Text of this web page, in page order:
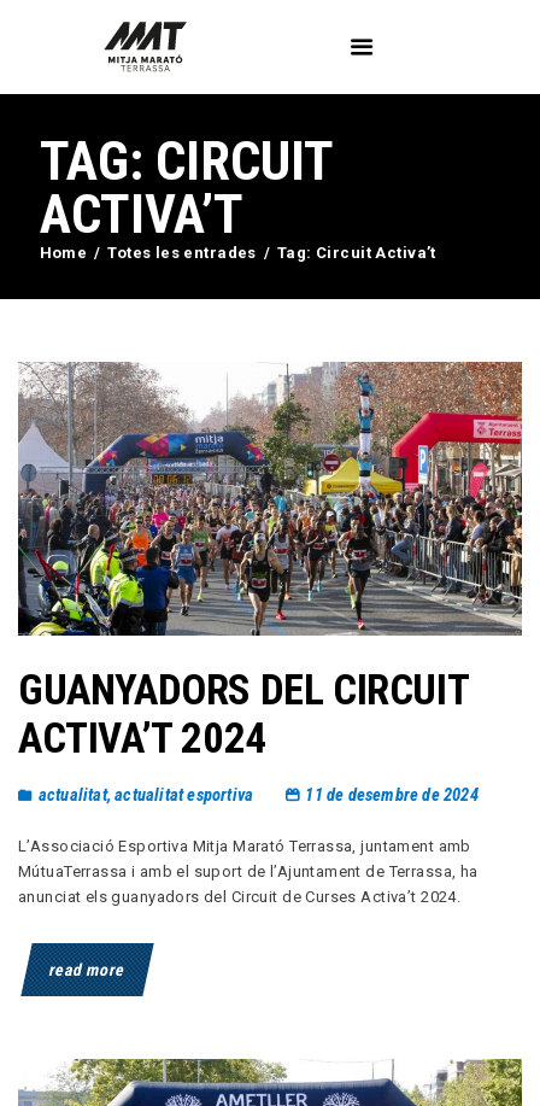
TAG: CIRCUIT
ACTIVA’T
Home Totes les entrades Tag: Circuit Activa’t
L’Associació
Voluntaris
Circuit Activa’t
Imatges
Curses
Contactar
GUANYADORS DEL CIRCUIT
ACTIVA’T 2024
actualitat,actualitat esportiva 11 de desembre de 2024
L’Associació Esportiva Mitja Marató Terrassa, juntament amb
MútuaTerrassa i amb el suport de l’Ajuntament de Terrassa, ha
anunciat els guanyadors del Circuit de Curses Activa’t 2024.
read more